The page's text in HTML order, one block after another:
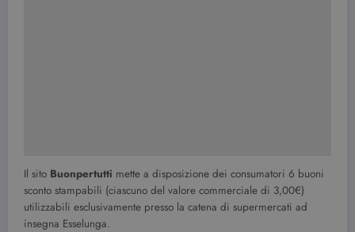
Il sito Buonpertutti mette a disposizione dei consumatori 6 buoni
sconto stampabili (ciascuno del valore commerciale di 3,00€)
utilizzabili esclusivamente presso la catena di supermercati ad
insegna Esselunga.